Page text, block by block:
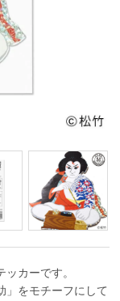
カーです。
」をモチーフにして